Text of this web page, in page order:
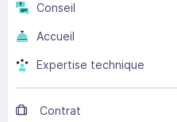
Conseil
Accueil
Expertise technique
Contrat